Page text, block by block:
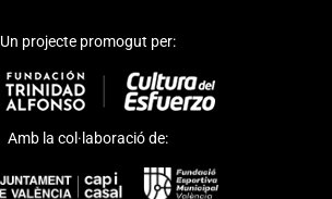
Un projecte promogut per:
Amb la col·laboració de: